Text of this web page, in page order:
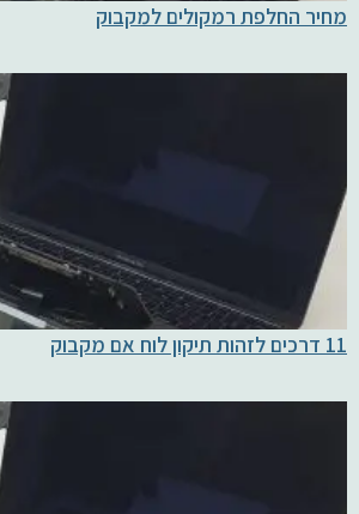
מחיר החלפת רמקולים למקבוק
11 דרכים לזהות תיקון לוח אם מקבוק